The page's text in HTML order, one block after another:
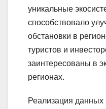
уникальные
способствовало
обстановки в
туристов и
заинтересованы в
регионах.
Реализация